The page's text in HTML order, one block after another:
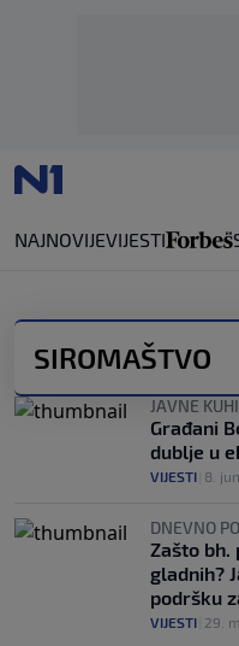
NAJNOVIJEVIJESTI
SIROMAŠTVO
JAVNE
Građani
dublje u
VIJESTI 8. jun.
DNEVNO
Zašto bh.
gladnih?
podršku
VIJESTI 29.